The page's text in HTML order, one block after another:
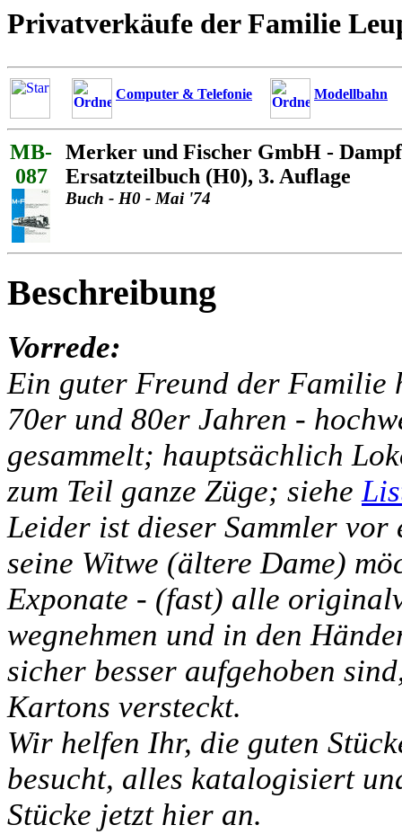
Privatverkäufe der Familie
Computer & Telefonie Modellbahn
MB-
087
Merker und Fischer GmbH -
Ersatzteilbuch (H0), 3. Auflage
Buch - H0 - Mai '74
Beschreibung
Vorrede:
Ein guter Freund der
70er und 80er Jahren -
gesammelt; hauptsächlich
zum Teil ganze Züge; siehe
Leider ist dieser Sammler
seine Witwe (ältere Dame)
Exponate - (fast) alle
wegnehmen und in den
sicher besser aufgehoben
Kartons versteckt.
Wir helfen Ihr, die guten
besucht, alles katalogisiert
Stücke jetzt hier an.